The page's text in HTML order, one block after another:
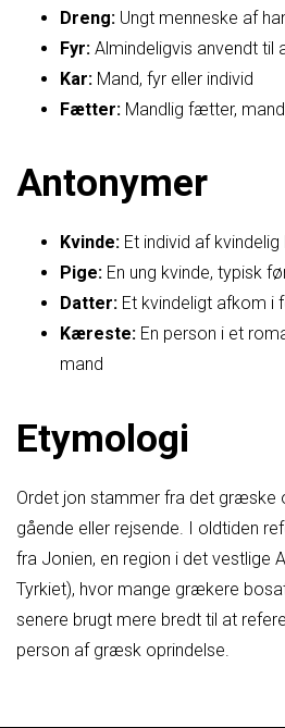
Dreng: Ungt menneske af
Fyr: Almindeligvis anvendt til
Kar: Mand, fyr eller individ
Fætter: Mandlig fætter,
Antonymer
Kvinde: Et individ af kvindelig
Pige: En ung kvinde, typisk
Datter: Et kvindeligt afkom i
Kæreste: En person i et
mand
Etymologi
Ordet jon stammer fra det græske
gående eller rejsende. I oldtiden
fra Jonien, en region i det vestlige
Tyrkiet), hvor mange grækere
senere brugt mere bredt til at
person af græsk oprindelse.